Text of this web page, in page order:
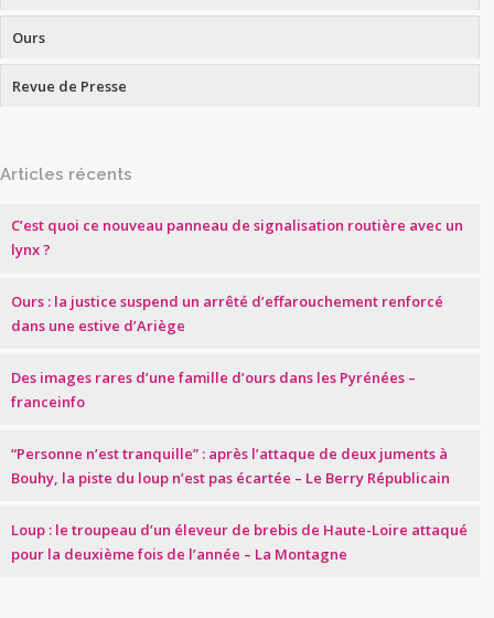
Ours
Revue de Presse
Articles récents
C’est quoi ce nouveau panneau de signalisation routière avec un
lynx ?
Ours : la justice suspend un arrêté d’effarouchement renforcé
dans une estive d’Ariège
Des images rares d’une famille d’ours dans les Pyrénées –
franceinfo
“Personne n’est tranquille” : après l’attaque de deux juments à
Bouhy, la piste du loup n’est pas écartée – Le Berry Républicain
Loup : le troupeau d’un éleveur de brebis de Haute-Loire attaqué
pour la deuxième fois de l’année – La Montagne